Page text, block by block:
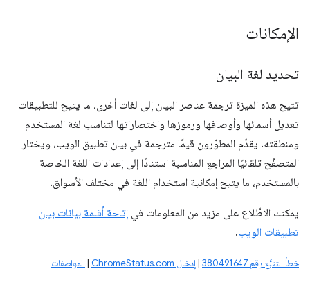
الإمكانات
تحديد لغة البيان
تتيح هذه الميزة ترجمة عناصر البيان إلى لغات أخرى، ما يتيح للتطبيقات
تعديل أسمائها وأوصافها ورموزها واختصاراتها لتناسب لغة المستخدم
ومنطقته. يقدّم المطوّرون قيمًا مترجمة في بيان تطبيق الويب، ويختار
المتصفّح تلقائيًا المراجع المناسبة استنادًا إلى إعدادات اللغة الخاصة
بالمستخدم، ما يتيح إمكانية استخدام اللغة في مختلف الأسواق.
يمكنك الاطّلاع على مزيد من المعلومات في إتاحة أقلمة بيانات بيان
تطبيقات الويب.
خطأ التتبُّع رقم 380491647 |إدخال ChromeStatus.com |المواصفات